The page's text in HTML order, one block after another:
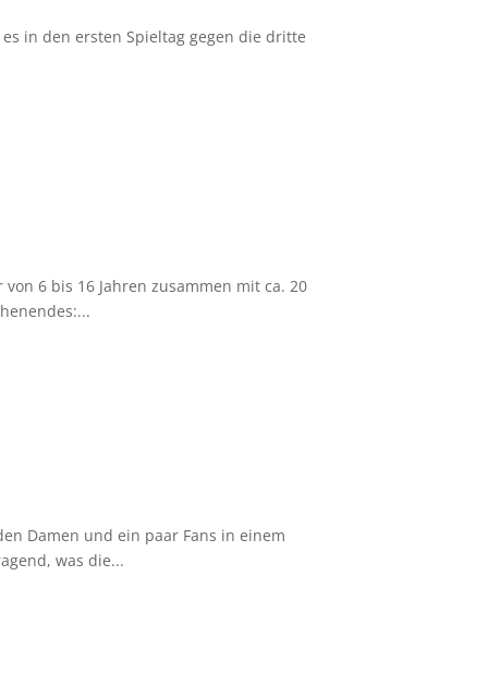
in den ersten Spieltag gegen die dritte
6 bis 16 Jahren zusammen mit ca. 20
Damen und ein paar Fans in einem
was die...